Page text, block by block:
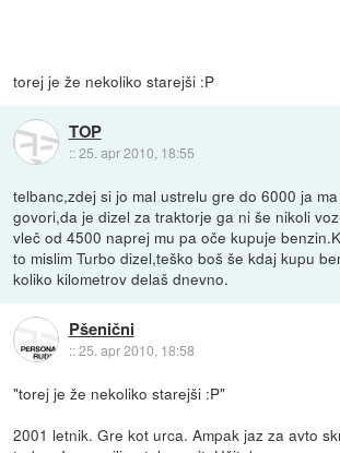
torej je že nekoliko starejši :P
TOP
::25. apr 2010, 18:55
telbanc,zdej si jo mal ustrelu gre do 6000 ja
govori,da je dizel za traktorje ga ni še nikoli
vleč od 4500 naprej mu pa oče kupuje
to mislim Turbo dizel,teško boš še kdaj kupu
koliko kilometrov delaš dnevno.
Pšenični
::25. apr 2010, 18:58
"torej je že nekoliko starejši :P"
2001 letnik. Gre kot urca. Ampak jaz za avto